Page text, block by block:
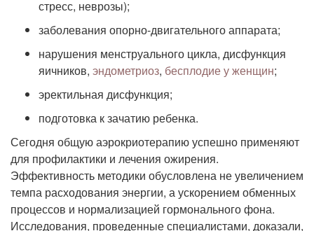
стресс, неврозы);
заболевания опорно-двигательного аппарата;
нарушения менструального цикла, дисфункция
яичников, эндометриоз, бесплодие у женщин;
эректильная дисфункция;
подготовка к зачатию ребенка.
Сегодня общую аэрокриотерапию успешно применяют
для профилактики и лечения ожирения.
Эффективность методики обусловлена не увеличением
темпа расходования энергии, а ускорением обменных
процессов и нормализацией гормонального фона.
Исследования, проведенные специалистами, доказали,